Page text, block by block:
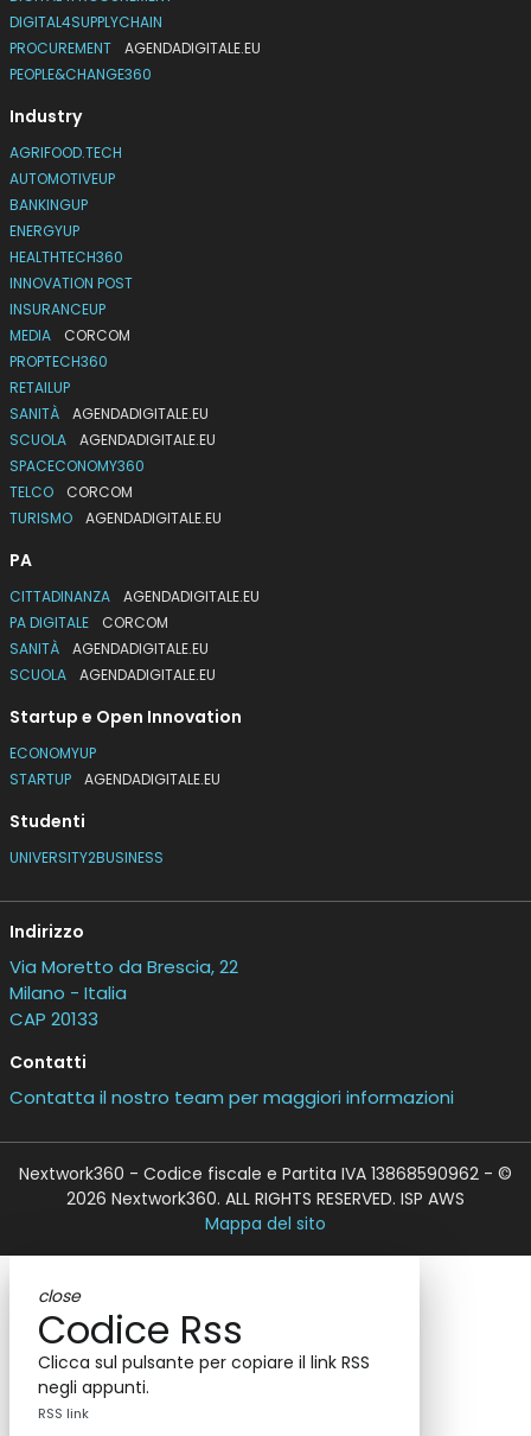
DIGITAL4SUPPLYCHAIN
PROCUREMENT
AGENDADIGITALE.EU
PEOPLE&CHANGE360
Industry
AGRIFOOD.TECH
AUTOMOTIVEUP
BANKINGUP
ENERGYUP
HEALTHTECH360
INNOVATION POST
INSURANCEUP
MEDIA
CORCOM
PROPTECH360
RETAILUP
SANITÀ
AGENDADIGITALE.EU
SCUOLA
AGENDADIGITALE.EU
SPACECONOMY360
TELCO
CORCOM
TURISMO
AGENDADIGITALE.EU
PA
CITTADINANZA
AGENDADIGITALE.EU
PA DIGITALE
CORCOM
SANITÀ
AGENDADIGITALE.EU
SCUOLA
AGENDADIGITALE.EU
Startup e Open Innovation
ECONOMYUP
STARTUP
AGENDADIGITALE.EU
Studenti
UNIVERSITY2BUSINESS
Indirizzo
Via Moretto da Brescia, 22
Milano - Italia
CAP 20133
Contatti
Contatta il nostro team per maggiori informazioni
Nextwork360 - Codice fiscale e Partita IVA 13868590962 - ©
2026 Nextwork360. ALL RIGHTS RESERVED. ISP AWS
Mappa del sito
close
Codice Rss
Clicca sul pulsante per copiare il link RSS
negli appunti.
RSS link